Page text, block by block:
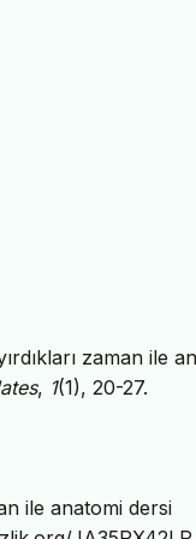
zaman ile
, 1(1), 20-27.
ile anatomi dersi